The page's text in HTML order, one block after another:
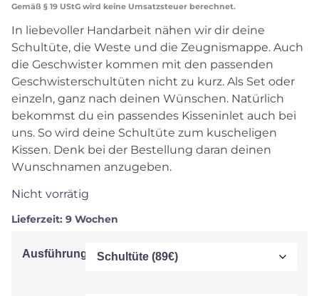
Gemäß § 19 UStG wird keine Umsatzsteuer berechnet.
In liebevoller Handarbeit nähen wir dir deine
Schultüte, die Weste und die Zeugnismappe. Auch
die Geschwister kommen mit den passenden
Geschwisterschultüten nicht zu kurz. Als Set oder
einzeln, ganz nach deinen Wünschen. Natürlich
bekommst du ein passendes Kisseninlet auch bei
uns. So wird deine Schultüte zum kuscheligen
Kissen. Denk bei der Bestellung daran deinen
Wunschnamen anzugeben.
Nicht vorrätig
Lieferzeit: 9 Wochen
Ausführung